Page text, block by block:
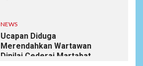
NEWS
Ucapan Diduga
Merendahkan Wartawan
Dinilai Cederai Martabat